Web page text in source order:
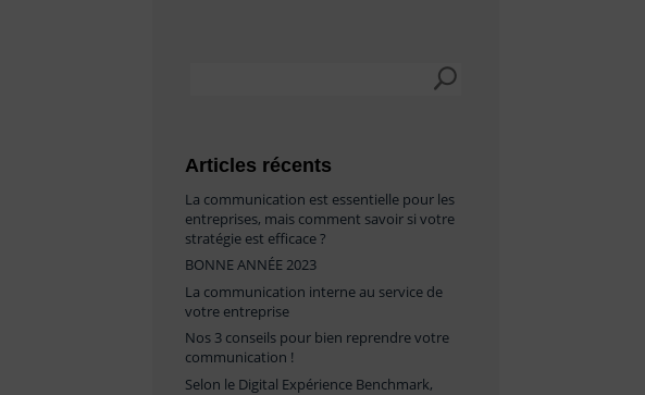
Articles récents
La communication est essentielle pour les
entreprises, mais comment savoir si votre
stratégie est efficace ?
BONNE ANNÉE 2023
La communication interne au service de
votre entreprise
Nos 3 conseils pour bien reprendre votre
communication !
Selon le Digital Expérience Benchmark,